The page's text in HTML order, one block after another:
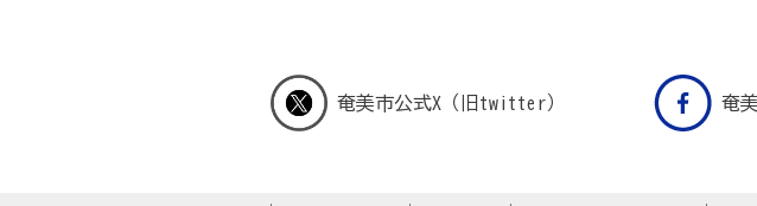
奄美市公式X（旧twitter） 奄